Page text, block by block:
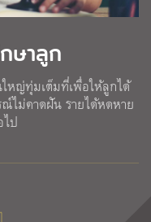
ษาลูก
หญ่ทุ่มเต็มที่เพื่อให้ลูกได้
ไม่คาดฝัน รายได้หดหาย
ไป